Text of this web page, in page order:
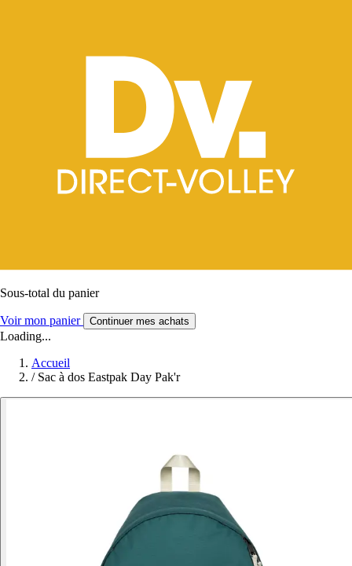
Sous-total du panier
Voir mon panier Continuer mes achats
Loading...
Accueil
/ Sac à dos Eastpak Day Pak'r